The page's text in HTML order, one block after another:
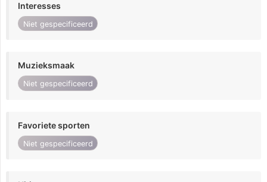
Interesses
Niet gespecificeerd
Muzieksmaak
Niet gespecificeerd
Favoriete sporten
Niet gespecificeerd